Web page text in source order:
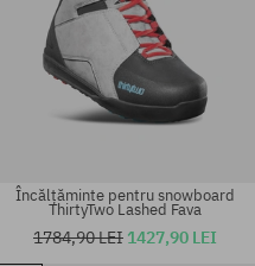
Încălțăminte pentru snowboard
ThirtyTwo Lashed Fava
1784,90 LEI 1427,90 LEI